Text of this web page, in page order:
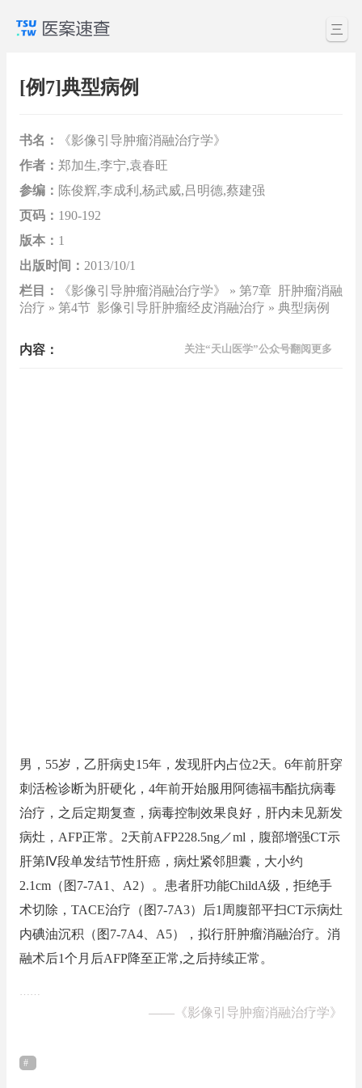
三
[例7]典型病例
书名：
《影像引导肿瘤消融治疗学》
作者： 郑加生,李宁,袁春旺
参编： 陈俊辉,李成利,杨武威,吕明德,蔡建强
页码： 190-192
版本： 1
出版时间： 2013/10/1
栏目：
《影像引导肿瘤消融治疗学》 » 第7章 肝肿瘤消融
治疗 » 第4节 影像引导肝肿瘤经皮消融治疗 » 典型病例
内容： 关注“天山医学”公众号翻阅更多
男，55岁，乙肝病史15年，发现肝内占位2天。6年前肝穿
刺活检诊断为肝硬化，4年前开始服用阿德福韦酯抗病毒
治疗，之后定期复查，病毒控制效果良好，肝内未见新发
病灶，AFP正常。2天前AFP228.5ng／ml，腹部增强CT示
肝第Ⅳ段单发结节性肝癌，病灶紧邻胆囊，大小约
2.1cm（图7‐7A1、A2）。患者肝功能ChildA级，拒绝手
术切除，TACE治疗（图7‐7A3）后1周腹部平扫CT示病灶
内碘油沉积（图7‐7A4、A5），拟行肝肿瘤消融治疗。消
融术后1个月后AFP降至正常,之后持续正常。
……
—— 《影像引导肿瘤消融治疗学》